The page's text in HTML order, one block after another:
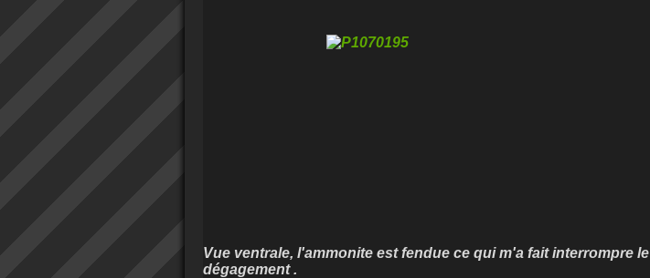
Vue ventrale, l'ammonite est fendue ce qui m'a fait interrompre le
dégagement .